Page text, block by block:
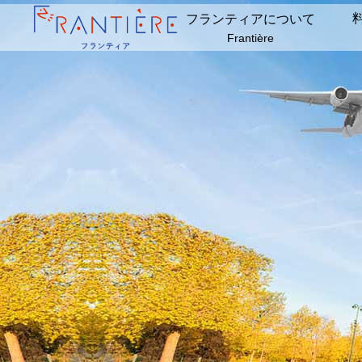
フランティアについて
Frantière